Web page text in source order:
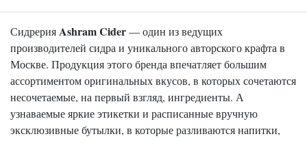
СидрерияAshram Cider— один из ведущих
производителей сидра и уникального авторского крафта в
Москве. Продукция этого бренда впечатляет большим
ассортиментом оригинальных вкусов, в которых сочетаются
несочетаемые, на первый взгляд, ингредиенты. А
узнаваемые яркие этикетки и расписанные вручную
эксклюзивные бутылки, в которые разливаются напитки,